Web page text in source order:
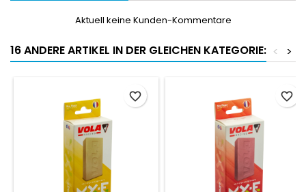
Aktuell keine Kunden-Kommentare
16 ANDERE ARTIKEL IN DER GLEICHEN KATEGORIE: >
<
favorite_border favorite_border